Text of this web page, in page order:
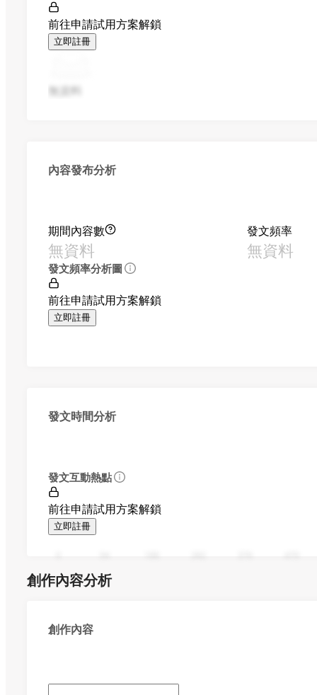
前往申請試用方案解鎖
立即註冊
無資料
內容發布分析
期間內容數
無資料
發文頻率
無資料
發文頻率分析圖
前往申請試用方案解鎖
立即註冊
發文時間分析
發文互動熱點
前往申請試用方案解鎖
立即註冊
創作內容分析
創作內容